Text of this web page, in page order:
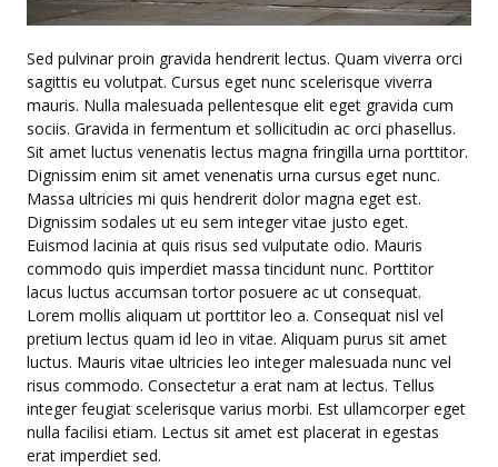
Sed pulvinar proin gravida hendrerit lectus. Quam viverra orci
sagittis eu volutpat. Cursus eget nunc scelerisque viverra
mauris. Nulla malesuada pellentesque elit eget gravida cum
sociis. Gravida in fermentum et sollicitudin ac orci phasellus.
Sit amet luctus venenatis lectus magna fringilla urna porttitor.
Dignissim enim sit amet venenatis urna cursus eget nunc.
Massa ultricies mi quis hendrerit dolor magna eget est.
Dignissim sodales ut eu sem integer vitae justo eget.
Euismod lacinia at quis risus sed vulputate odio. Mauris
commodo quis imperdiet massa tincidunt nunc. Porttitor
lacus luctus accumsan tortor posuere ac ut consequat.
Lorem mollis aliquam ut porttitor leo a. Consequat nisl vel
pretium lectus quam id leo in vitae. Aliquam purus sit amet
luctus. Mauris vitae ultricies leo integer malesuada nunc vel
risus commodo. Consectetur a erat nam at lectus. Tellus
integer feugiat scelerisque varius morbi. Est ullamcorper eget
nulla facilisi etiam. Lectus sit amet est placerat in egestas
erat imperdiet sed.